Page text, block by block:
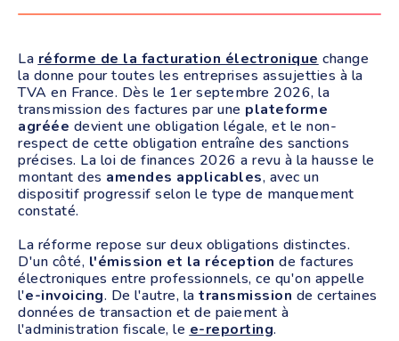
La réforme de la facturation électronique change
la donne pour toutes les entreprises assujetties à la
TVA en France. Dès le 1er septembre 2026, la
transmission des factures par une plateforme
agréée devient une obligation légale, et le non-
respect de cette obligation entraîne des sanctions
précises. La loi de finances 2026 a revu à la hausse le
montant des amendes applicables, avec un
dispositif progressif selon le type de manquement
constaté.
La réforme repose sur deux obligations distinctes.
D'un côté, l'émission et la réception de factures
électroniques entre professionnels, ce qu'on appelle
l'e-invoicing. De l'autre, la transmission de certaines
données de transaction et de paiement à
l'administration fiscale, le e-reporting.